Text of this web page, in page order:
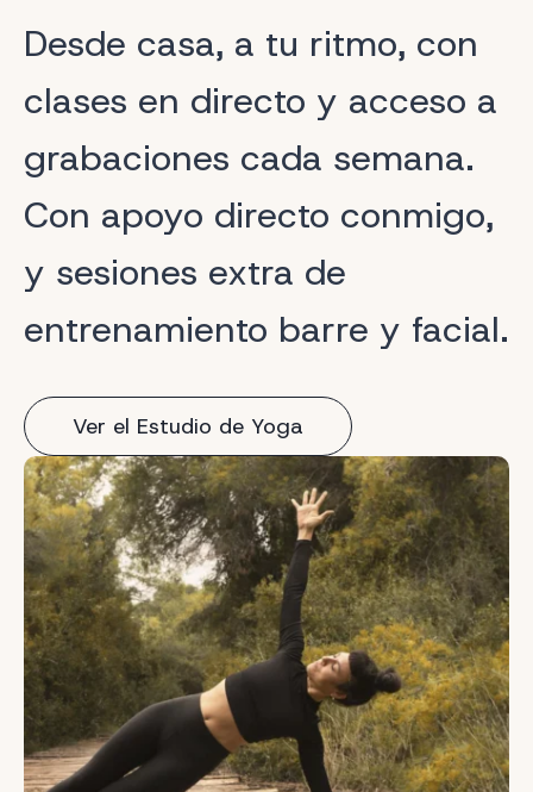
Desde casa, a tu ritmo, con
clases en directo y acceso a
grabaciones cada semana.
Con apoyo directo conmigo,
y sesiones extra de
entrenamiento barre y facial.
Ver el Estudio de Yoga